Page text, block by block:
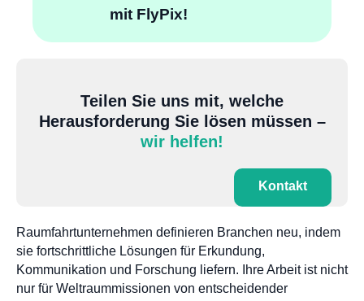
mit FlyPix!
Teilen Sie uns mit, welche
Herausforderung Sie lösen müssen –
wir helfen!
Kontakt
Raumfahrtunternehmen definieren Branchen neu, indem
sie fortschrittliche Lösungen für Erkundung,
Kommunikation und Forschung liefern. Ihre Arbeit ist nicht
nur für Weltraummissionen von entscheidender